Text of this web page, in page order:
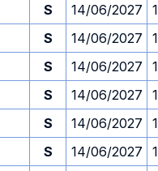
S 14/06/2027
S 14/06/2027
S 14/06/2027
S 14/06/2027
S 14/06/2027
S 14/06/2027